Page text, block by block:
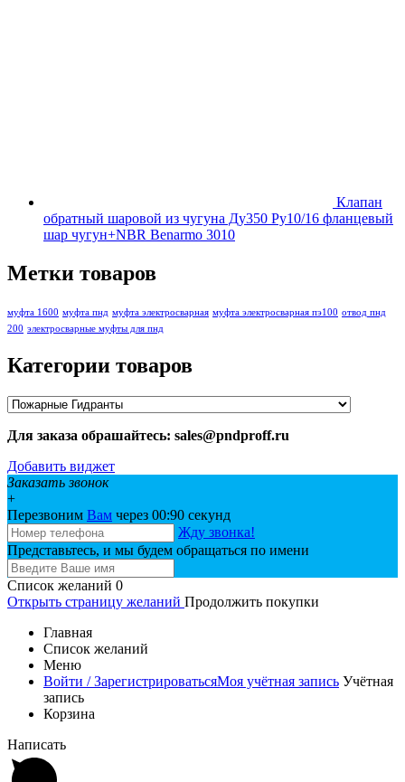
Клапан
обратный шаровой из чугуна Ду350 Ру10/16 фланцевый
шар чугун+NBR Benarmo 3010
Метки товаров
муфта 1600 муфта пнд муфта электросварная муфта электросварная пэ100 отвод пнд
200 электросварные муфты для пнд
Категории товаров
Для заказа обрашайтесь: sales@pndproff.ru
Добавить виджет
Заказать звонок
+
Перезвоним Вам через 00:90 секунд
Жду звонка!
Представьтесь, и мы будем обращаться по имени
Список желаний 0
Открыть страницу желаний Продолжить покупки
Главная
Список желаний
Меню
Войти / ЗарегистрироватьсяМоя учётная запись Учётная
запись
Корзина
Написать